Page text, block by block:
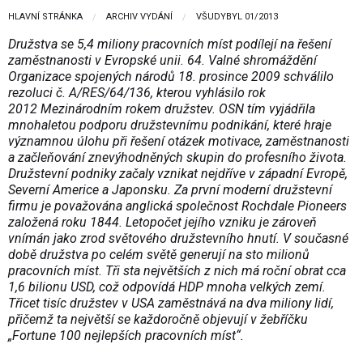
HLAVNÍ STRÁNKA ARCHIV VYDÁNÍ VŠUDYBYL 01/2013
Družstva se 5,4 miliony pracovních míst podílejí na řešení
zaměstnanosti v Evropské unii. 64. Valné shromáždění
Organizace spojených národů 18. prosince 2009 schválilo
rezoluci č. A/RES/64/136, kterou vyhlásilo rok
2012 Mezinárodním rokem družstev. OSN tím vyjádřila
mnohaletou podporu družstevnímu podnikání, které hraje
významnou úlohu při řešení otázek motivace, zaměstnanosti
a začleňování znevýhodněných skupin do profesního života.
Družstevní podniky začaly vznikat nejdříve v západní Evropě,
Severní Americe a Japonsku. Za první moderní družstevní
firmu je považována anglická společnost Rochdale Pioneers
založená roku 1844. Letopočet jejího vzniku je zároveň
vnímán jako zrod světového družstevního hnutí. V současné
době družstva po celém světě generují na sto milionů
pracovních míst. Tři sta největších z nich má roční obrat cca
1,6 bilionu USD, což odpovídá HDP mnoha velkých zemí.
Třicet tisíc družstev v USA zaměstnává na dva miliony lidí,
přičemž ta největší se každoročně objevují v žebříčku
„Fortune 100 nejlepších pracovních míst“.